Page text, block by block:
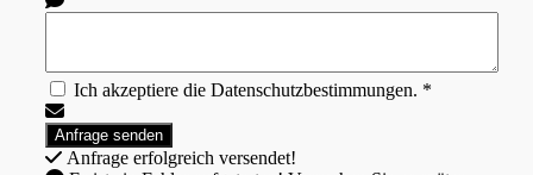
Ich akzeptiere die Datenschutzbestimmungen. *
Anfrage erfolgreich versendet!